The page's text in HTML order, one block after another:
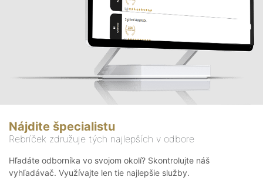
Nájdite špecialistu
Rebríček združuje tých najlepších v odbore
Hľadáte odborníka vo svojom okolí? Skontrolujte náš
vyhľadávač. Využívajte len tie najlepšie služby.